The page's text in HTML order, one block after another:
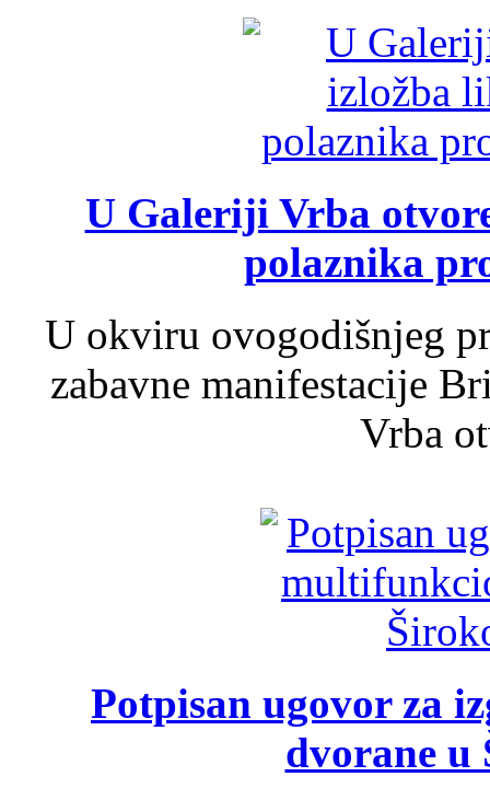
U Galeriji Vrba
polaznika
U okviru ovogodišnjeg
zabavne manifestacije
Vrba
Potpisan ugovor za
dvorane u